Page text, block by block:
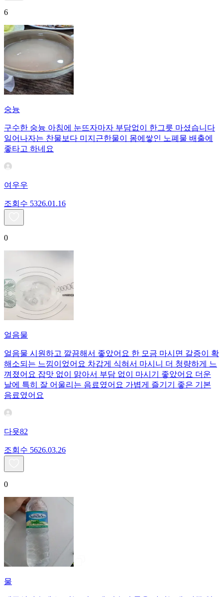
6
숭늉
구수한 숭늉 아침에 눈뜨자마자 부담없이 한그릇 마셨습니다
일어나자는 찬물보다 미지근한물이 몸에쌓인 노폐물 배출에
좋타고 하네요
여우우
조회수 5326.01.16
0
얼음물
얼음물 시원하고 깔끔해서 좋았어요 한 모금 마시면 갈증이 확
해소되는 느낌이었어요 차갑게 식혀서 마시니 더 청량하게 느
껴졌어요 잡맛 없이 맑아서 부담 없이 마시기 좋았어요 더운
날에 특히 잘 어울리는 음료였어요 가볍게 즐기기 좋은 기본
음료였어요
다욧82
조회수 5626.03.26
0
물